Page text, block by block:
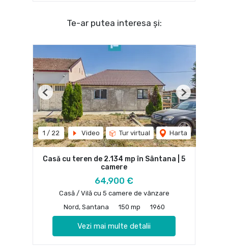
Te-ar putea interesa și:
1 / 22 Video Tur virtual Harta
Previous Next
Casă cu teren de 2.134 mp în Sântana | 5
camere
64,900 €
Casă / Vilă cu 5 camere de vânzare
Nord, Santana
150 mp 1960
Vezi mai multe detalii